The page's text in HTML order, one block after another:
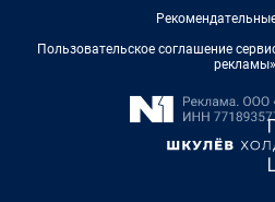
Пользовательское соглашение
рекламы»